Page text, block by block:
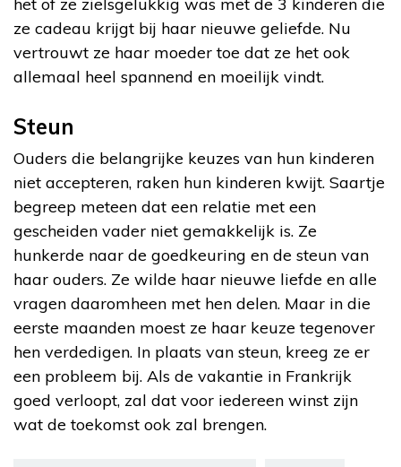
ze cadeau krijgt bij haar nieuwe geliefde. Nu
vertrouwt ze haar moeder toe dat ze het ook
allemaal heel spannend en moeilijk vindt.
Steun
Ouders die belangrijke keuzes van hun kinderen
niet accepteren, raken hun kinderen kwijt. Saartje
begreep meteen dat een relatie met een
gescheiden vader niet gemakkelijk is. Ze
hunkerde naar de goedkeuring en de steun van
haar ouders. Ze wilde haar nieuwe liefde en alle
vragen daaromheen met hen delen. Maar in die
eerste maanden moest ze haar keuze tegenover
hen verdedigen. In plaats van steun, kreeg ze er
een probleem bij. Als de vakantie in Frankrijk
goed verloopt, zal dat voor iedereen winst zijn
wat de toekomst ook zal brengen.